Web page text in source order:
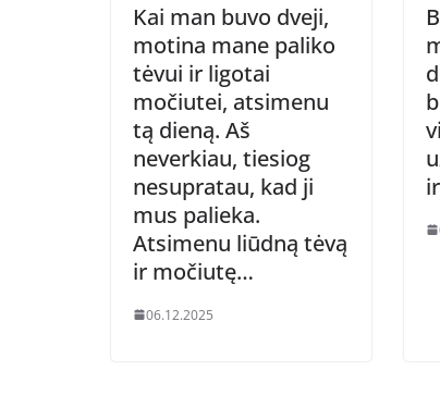
Kai man buvo dveji,
motina mane paliko
tėvui ir ligotai
močiutei, atsimenu
tą dieną. Aš
neverkiau, tiesiog
nesupratau, kad ji
mus palieka.
Atsimenu liūdną tėvą
ir močiutę…
06.12.2025